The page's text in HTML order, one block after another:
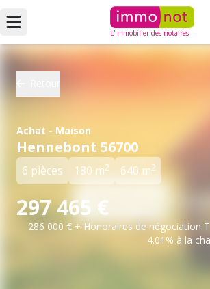
L'immobilier des notaires
Achat - Maison
Hennebont 56700
6 pièces 180 m2 640 m2
297 465 €
286 000 € + Honoraires de négociation
4.01% à la